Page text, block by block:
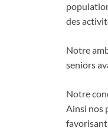
des
Notre
seniors
Notre
Ainsi nos
favorisant